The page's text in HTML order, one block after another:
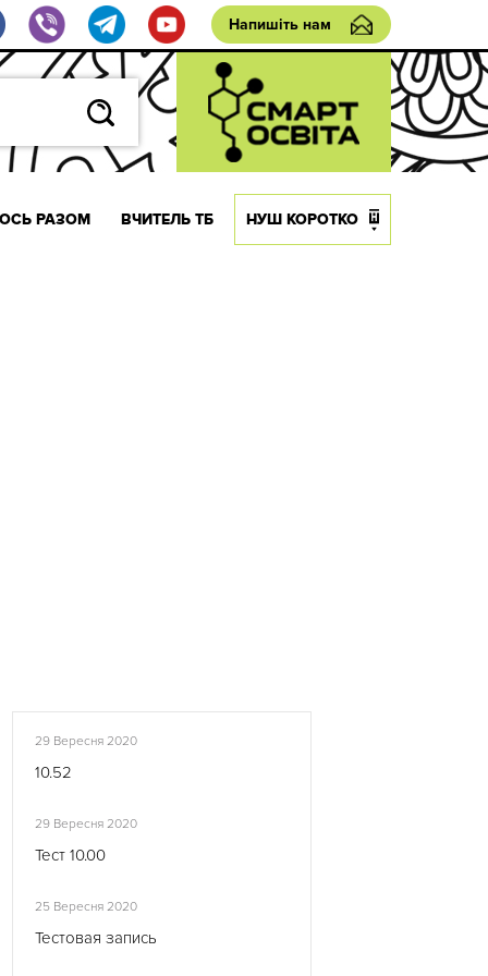
Напишіть нам
РАЗОМ ВЧИТЕЛЬ ТБ НУШ КОРОТКО
29 Вересня 2020
10.52
29 Вересня 2020
Тест 10.00
25 Вересня 2020
Тестовая запись